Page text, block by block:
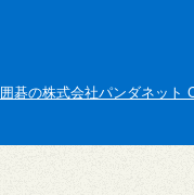
囲碁の株式会社パンダネット